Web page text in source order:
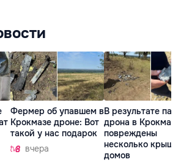
Фермер об упавшем в
Крокмазе дроне: Вот
такой у нас подарок
вчера
В результате
дрона в Крокмазе
повреждены
несколько крыш
домов